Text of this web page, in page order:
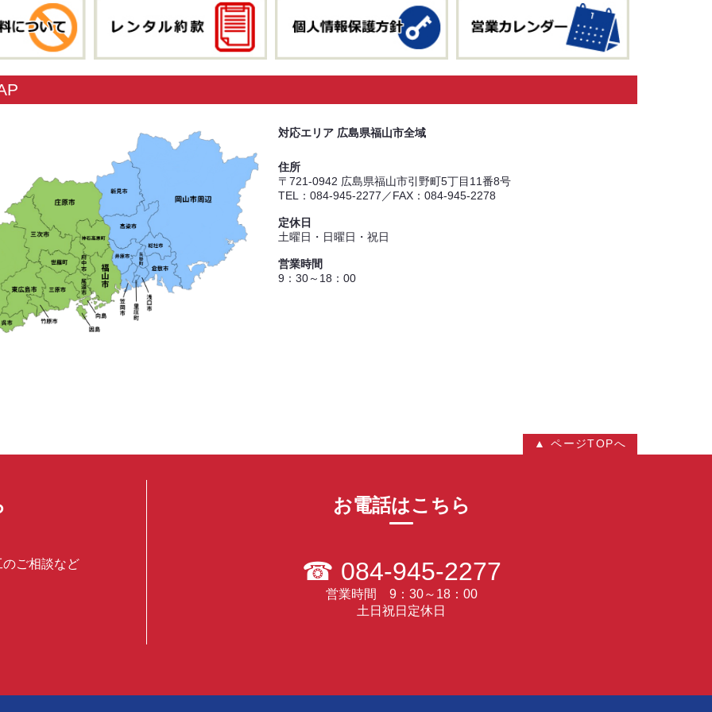
対応エリア 広島県福山市全域
住所
〒721-0942 広島県福山市引野町5丁目11番8号
TEL：084-945-2277／FAX：084-945-2278
定休日
土曜日・日曜日・祝日
営業時間
9：30～18：00
▲ ページTOPへ
ご相談など
お電話はこちら
☎ 084-945-2277
営業時間 9：30～18：00
土日祝日定休日